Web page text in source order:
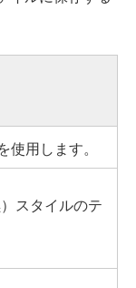
用します。
スタイルのテ